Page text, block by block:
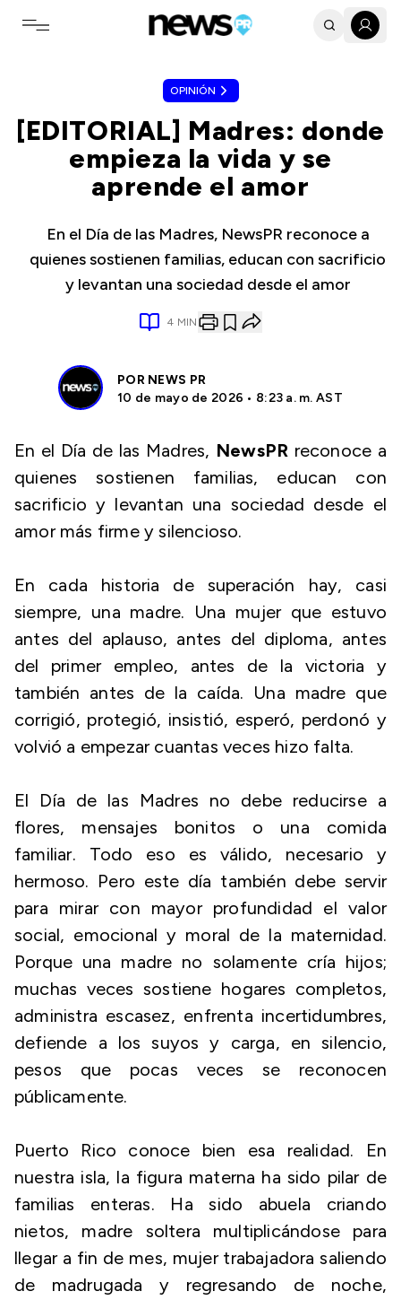
Toggle navigation menu
OPINIÓN
[EDITORIAL] Madres: donde
empieza la vida y se
aprende el amor
En el Día de las Madres, NewsPR reconoce a
quienes sostienen familias, educan con sacrificio
y levantan una sociedad desde el amor
4 MIN
POR NEWS PR
10 de mayo de 2026 • 8:23 a. m. AST
En el Día de las Madres, NewsPR reconoce a
quienes sostienen familias, educan con
sacrificio y levantan una sociedad desde el
amor más firme y silencioso.
En cada historia de superación hay, casi
siempre, una madre. Una mujer que estuvo
antes del aplauso, antes del diploma, antes
del primer empleo, antes de la victoria y
también antes de la caída. Una madre que
corrigió, protegió, insistió, esperó, perdonó y
volvió a empezar cuantas veces hizo falta.
El Día de las Madres no debe reducirse a
flores, mensajes bonitos o una comida
familiar. Todo eso es válido, necesario y
hermoso. Pero este día también debe servir
para mirar con mayor profundidad el valor
social, emocional y moral de la maternidad.
Porque una madre no solamente cría hijos;
muchas veces sostiene hogares completos,
administra escasez, enfrenta incertidumbres,
defiende a los suyos y carga, en silencio,
pesos que pocas veces se reconocen
públicamente.
Puerto Rico conoce bien esa realidad. En
nuestra isla, la figura materna ha sido pilar de
familias enteras. Ha sido abuela criando
nietos, madre soltera multiplicándose para
llegar a fin de mes, mujer trabajadora saliendo
de madrugada y regresando de noche,